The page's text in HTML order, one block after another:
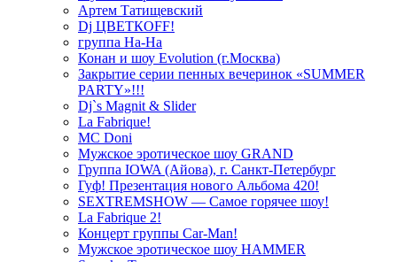
Артем Татищевский
Dj ЦВЕТКOFF!
группа На-На
Конан и шоу Evolution (г.Москва)
Закрытие серии пенных вечеринок «SUMMER
PARTY»!!!
Dj`s Magnit & Slider
La Fabrique!
MC Doni
Мужское эротическое шоу GRAND
Группа IOWA (Айова), г. Санкт-Петербург
Гуф! Презентация нового Альбома 420!
SEXTREMSHOW — Самое горячее шоу!
La Fabrique 2!
Концерт группы Car-Man!
Мужское эротическое шоу HAMMER